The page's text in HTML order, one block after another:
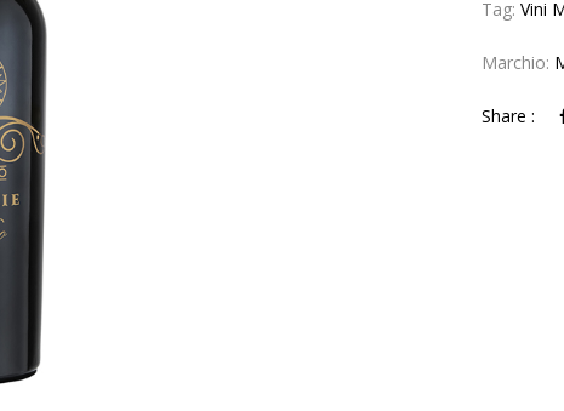
Tag:Vini
Marchio:
Share :